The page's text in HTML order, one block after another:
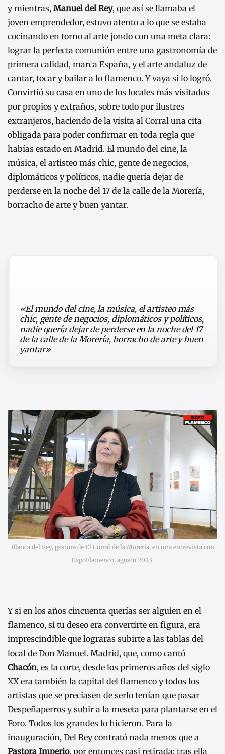
y mientras, Manuel del Rey, que así se llamaba el
joven emprendedor, estuvo atento a lo que se estaba
cocinando en torno al arte jondo con una meta clara:
lograr la perfecta comunión entre una gastronomía de
primera calidad, marca España, y el arte andaluz de
cantar, tocar y bailar a lo flamenco. Y vaya si lo logró.
Convirtió su casa en uno de los locales más visitados
por propios y extraños, sobre todo por ilustres
extranjeros, haciendo de la visita al Corral una cita
obligada para poder confirmar en toda regla que
habías estado en Madrid. El mundo del cine, la
música, el artisteo más chic, gente de negocios,
diplomáticos y políticos, nadie quería dejar de
perderse en la noche del 17 de la calle de la Morería,
borracho de arte y buen yantar.
«El mundo del cine, la música, el artisteo más
chic, gente de negocios, diplomáticos y políticos,
nadie quería dejar de perderse en la noche del 17
de la calle de la Morería, borracho de arte y buen
yantar»
Blanca del Rey, gestora de El Corral de la Morería, en una entrevista con
ExpoFlamenco, agosto 2023.
Y si en los años cincuenta querías ser alguien en el
flamenco, si tu deseo era convertirte en figura, era
imprescindible que lograras subirte a las tablas del
local de Don Manuel. Madrid, que, como cantó
Chacón, es la corte, desde los primeros años del siglo
XX era también la capital del flamenco y todos los
artistas que se preciasen de serlo tenían que pasar
Despeñaperros y subir a la meseta para plantarse en el
Foro. Todos los grandes lo hicieron. Para la
inauguración, Del Rey contrató nada menos que a
Pastora Imperio, por entonces casi retirada; tras ella